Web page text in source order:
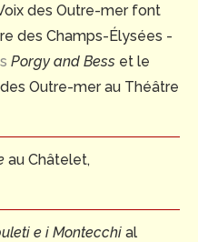
des Outre-mer font
des Champs-Élysées -
Porgy and Bess et le
Outre-mer au Théâtre
au Châtelet,
e i Montecchi al